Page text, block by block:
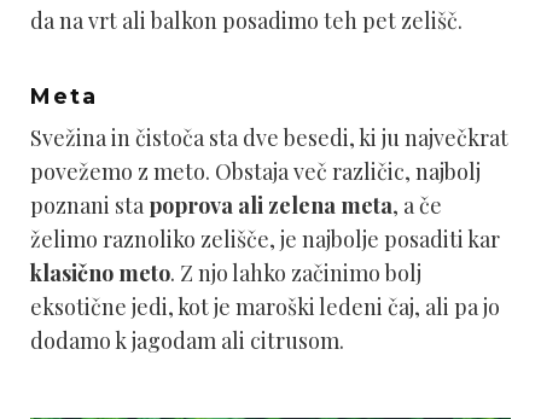
da na vrt ali balkon posadimo teh pet zelišč.
Meta
Svežina in čistoča sta dve besedi, ki ju največkrat
povežemo z meto. Obstaja več različic, najbolj
poznani sta poprova ali zelena meta, a če
želimo raznoliko zelišče, je najbolje posaditi kar
klasično meto. Z njo lahko začinimo bolj
eksotične jedi, kot je maroški ledeni čaj, ali pa jo
dodamo k jagodam ali citrusom.